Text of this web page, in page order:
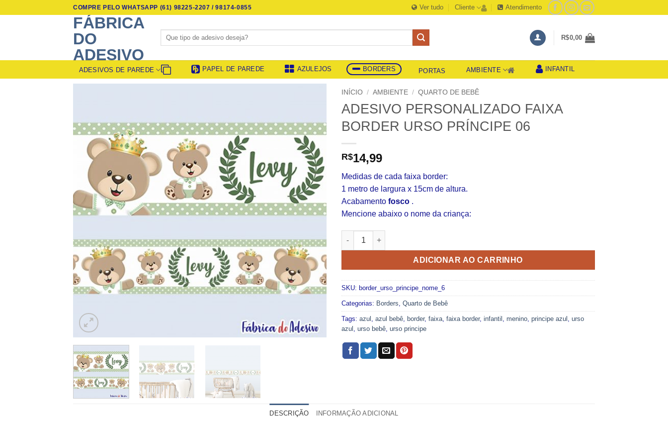
COMPRE PELO WHATSAPP (61) 98225-2207 / 98174-0855 Ver tudo Cliente Atendimento
FÁBRICA
DO
ADESIVO
Pesquisar
por:
R$0,00
ADESIVOS DE PAREDE PAPEL DE PAREDE AZULEJOS BORDERS PORTAS AMBIENTE INFANTIL
INÍCIO / AMBIENTE / QUARTO DE BEBÊ
ADESIVO PERSONALIZADO FAIXA
BORDER URSO PRÍNCIPE 06
R$14,99
Medidas de cada faixa border:
1 metro de largura x 15cm de altura.
Acabamento fosco .
Mencione abaixo o nome da criança:
ADESIVO PERSONALIZADO FAIXA BORDER URSO PRÍNCIPE 06 quantidade
ADICIONAR AO CARRINHO
SKU: border_urso_principe_nome_6
Categorias: Borders Quarto de Bebê
Tags: azul azul bebê border, faixa faixa border, infantil menino principe azul urso
azul urso bebê urso principe
DESCRIÇÃO INFORMAÇÃO ADICIONAL